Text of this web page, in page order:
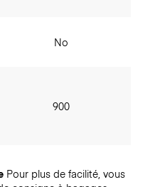
No
900
Pour plus de facilité, vous